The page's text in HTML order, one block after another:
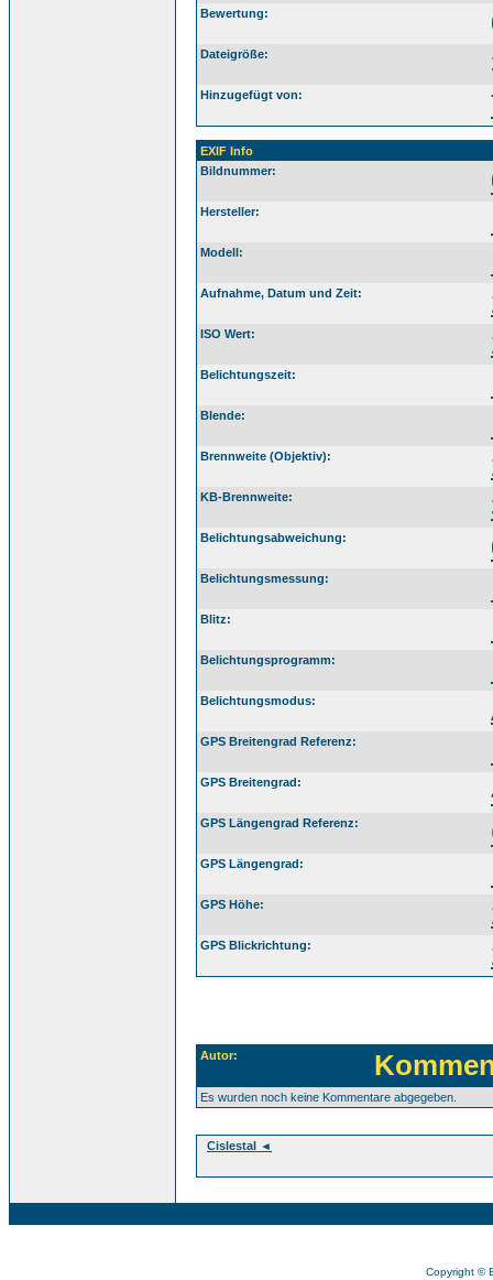
Bewertung:
Dateigröße:
Hinzugefügt von:
EXIF Info
Bildnummer:
Hersteller:
Modell:
Aufnahme, Datum und Zeit:
ISO Wert:
Belichtungszeit:
Blende:
Brennweite (Objektiv):
KB-Brennweite:
Belichtungsabweichung:
Belichtungsmessung:
Blitz:
Belichtungsprogramm:
Belichtungsmodus:
GPS Breitengrad Referenz:
GPS Breitengrad:
GPS Längengrad Referenz:
GPS Längengrad:
GPS Höhe:
GPS Blickrichtung:
Autor:
Es wurden noch keine Kommentare abgegeben.
Cislestal ◄
Copyright ©